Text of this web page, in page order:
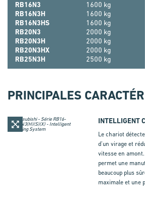
RB16N3
1600 kg
RB16N3H
1600 kg
RB16N3HS
1600 kg
RB20N3
2000 kg
RB20N3H
2000 kg
RB20N3HX
2000 kg
RB25N3H
2500 kg
PRINCIPALES
INTELLIGENT
Le chariot
d’un virage et
vitesse en amont.
permet une
beaucoup plus
maximale et une